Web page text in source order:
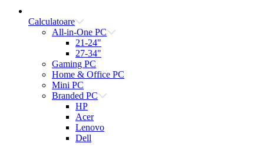
Calculatoare
All-in-One PC
21-24"
27-34"
Gaming PC
Home & Office PC
Mini PC
Branded PC
HP
Acer
Lenovo
Dell